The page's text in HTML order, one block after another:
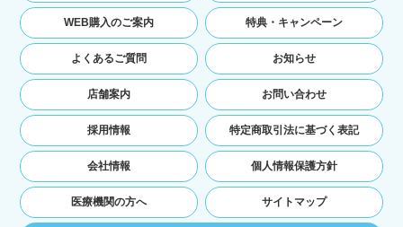
の代金などに関する情報を表示する目的
ユーザーにお知らせや連絡をするためにメール
アドレスを利用する場合やユーザーに商品を送
付したり必要に応じて連絡したりするため，氏
名や住所などの連絡先情報を利用する目的
ユーザーの本人確認を行うために，氏名，生年
月日，住所，電話番号，銀行口座番号，クレジ
ットカード番号，運転免許証番号，配達証明付
き郵便の到達結果などの情報を利用する目的
ユーザーに代金を請求するために，購入された
商品名や数量，利用されたサービスの種類や期
間，回数，請求金額，氏名，住所，銀行口座番
WEB購入のご案内
よくあるご質問
店舗案内
採用情報
会社情報
医療機関の方へ
特典・キャンペーン
お知らせ
お問い合わせ
特定商取引法に基づく表記
個人情報保護方針
サイトマップ